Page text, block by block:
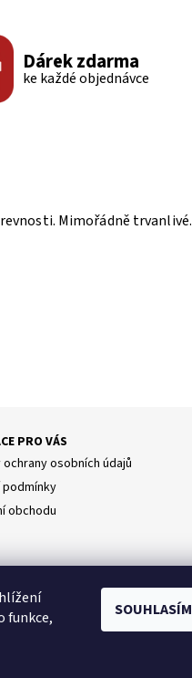
Dárek zdarma
ke každé objednávce
Mimořádně trvanlivé.
PRO VÁS
osobních údajů
obchodu
funkce,
SOUHLASÍM